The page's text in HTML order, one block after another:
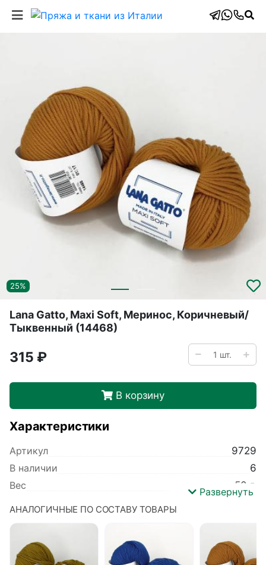
25%
Lana Gatto, Maxi Soft, Меринос, Коричневый/
Тыквенный (14468)
315 ₽
В корзину
Характеристики
Артикул
9729
В наличии
6
Вес
50 г.
Базовый цвет
Цвет
Тыквенный (14468)
Развернуть
АНАЛОГИЧНЫЕ ПО СОСТАВУ ТОВАРЫ